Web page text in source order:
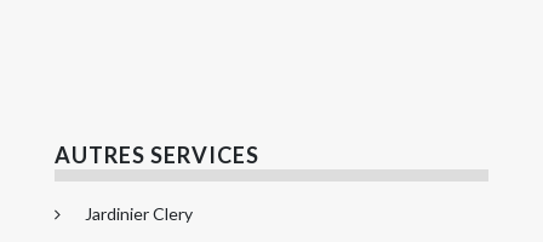
AUTRES SERVICES
Jardinier Clery